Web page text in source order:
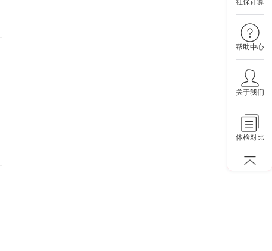
帮助中心
关于我们
体检对比